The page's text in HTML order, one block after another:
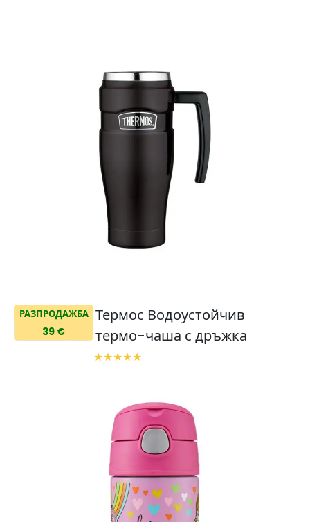
РАЗПРОДАЖБА
39 €
Термос Водоустойчив
термо-чаша с дръжка